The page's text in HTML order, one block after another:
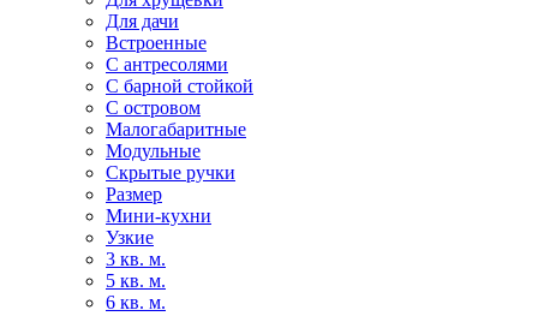
Для дачи
Встроенные
С антресолями
С барной стойкой
С островом
Малогабаритные
Модульные
Скрытые ручки
Размер
Мини-кухни
Узкие
3 кв. м.
5 кв. м.
6 кв. м.